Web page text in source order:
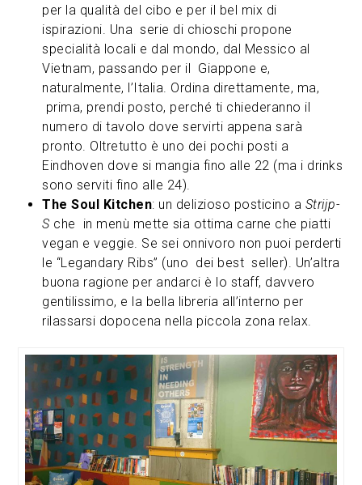
per la qualità del cibo e per il bel mix di
ispirazioni. Una serie di chioschi propone
specialità locali e dal mondo, dal Messico al
Vietnam, passando per il Giappone e,
naturalmente, l’Italia. Ordina direttamente, ma,
prima, prendi posto, perché ti chiederanno il
numero di tavolo dove servirti appena sarà
pronto. Oltretutto è uno dei pochi posti a
Eindhoven dove si mangia fino alle 22 (ma i drinks
sono serviti fino alle 24).
The Soul Kitchen: un delizioso posticino a Strijp-
S che in menù mette sia ottima carne che piatti
vegan e veggie. Se sei onnivoro non puoi perderti
le “Legandary Ribs” (uno dei best seller). Un’altra
buona ragione per andarci è lo staff, davvero
gentilissimo, e la bella libreria all’interno per
rilassarsi dopocena nella piccola zona relax.